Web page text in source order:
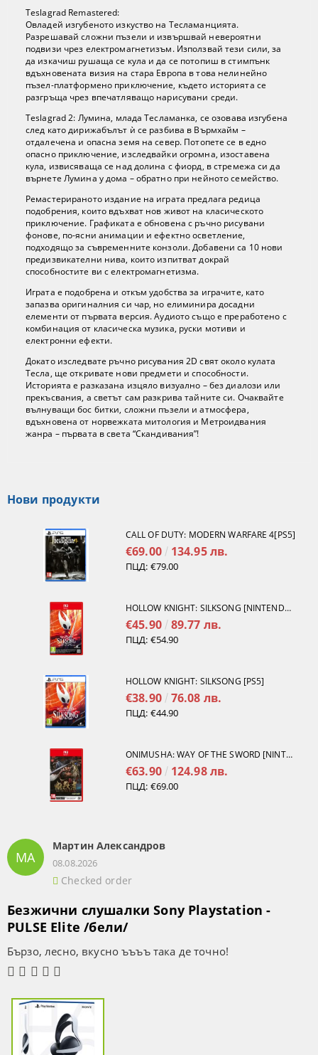
Teslagrad Remastered:
Овладей изгубеното изкуство на Тесламанцията.
Разрешавай сложни пъзели и извършвай невероятни
подвизи чрез електромагнетизъм. Използвай тези сили, за
да изкачиш рушаща се кула и да се потопиш в стимпънк
вдъхновената визия на стара Европа в това нелинейно
пъзел-платформено приключение, където историята се
разгръща чрез впечатляващо нарисувани среди.
Teslagrad 2: Лумина, млада Тесламанка, се озовава изгубена
след като дирижабълът ѝ се разбива в Върмхайм –
отдалечена и опасна земя на север. Потопете се в едно
опасно приключение, изследвайки огромна, изоставена
кула, извисяваща се над долина с фиорд, в стремежа си да
върнете Лумина у дома – обратно при нейното семейство.
Ремастерираното издание на играта предлага редица
подобрения, които вдъхват нов живот на класическото
приключение. Графиката е обновена с ръчно рисувани
фонове, по-ясни анимации и ефектно осветление,
подходящо за съвременните конзоли. Добавени са 10 нови
предизвикателни нива, които изпитват докрай
способностите ви с електромагнетизма.
Играта е подобрена и откъм удобства за играчите, като
запазва оригиналния си чар, но елиминира досадни
елементи от първата версия. Аудиото също е преработено с
комбинация от класическа музика, руски мотиви и
електронни ефекти.
Докато изследвате ръчно рисувания 2D свят около кулата
Тесла, ще откривате нови предмети и способности.
Историята е разказана изцяло визуално – без диалози или
прекъсвания, а светът сам разкрива тайните си. Очаквайте
вълнуващи бос битки, сложни пъзели и атмосфера,
вдъхновена от норвежката митология и Метроидвания
жанра – първата в света “Скандивания”!
Нови продукти
CALL OF DUTY: MODERN WARFARE 4[PS5]
€69.00 134.95 лв.
ПЦД: €79.00
HOLLOW KNIGHT: SILKSONG [NINTENDO SWITCH 2]
€45.90 89.77 лв.
ПЦД: €54.90
HOLLOW KNIGHT: SILKSONG [PS5]
€38.90 76.08 лв.
ПЦД: €44.90
ONIMUSHA: WAY OF THE SWORD [NINTENDO SWITCH 2]
€63.90 124.98 лв.
ПЦД: €69.00
МА
Мартин Александров
08.08.2026
Checked order
Безжични слушалки Sony Playstation -
PULSE Elite /бели/
Бързо, лесно, вкусно ъъъъ така де точно!